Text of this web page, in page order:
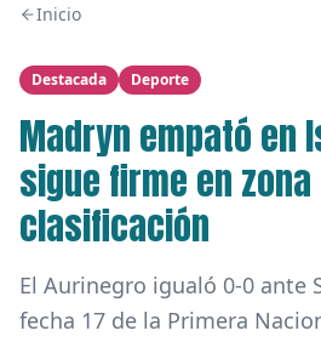
Inicio
Destacada Deporte
Madryn empató en
sigue firme en zona
clasificación
El Aurinegro igualó 0-0 ante
fecha 17 de la Primera